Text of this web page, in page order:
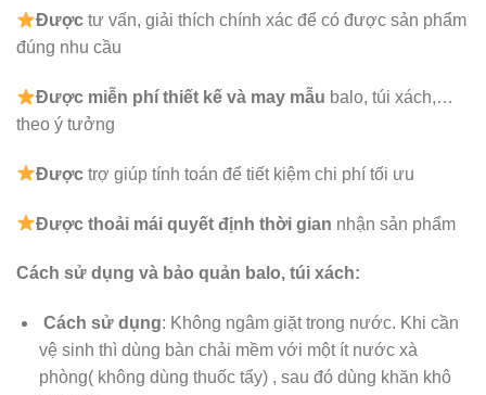
Đượctư vấn, giải thích chính xác để có được sản phẩm
đúng nhu cầu
Được miễn phí thiết kế và may mẫu balo, túi xách,…
theo ý tưởng
Đượctrợ giúp tính toán để tiết kiệm chi phí tối ưu
Đượcthoải mái quyết định thời gian nhận sản phẩm
Cách sử dụng và bảo quản balo, túi xách:
Cách sử dụng: Không ngâm giặt trong nước. Khi cần
vệ sinh thì dùng bàn chải mềm với một ít nước xà
phòng( không dùng thuốc tẩy) , sau đó dùng khăn khô